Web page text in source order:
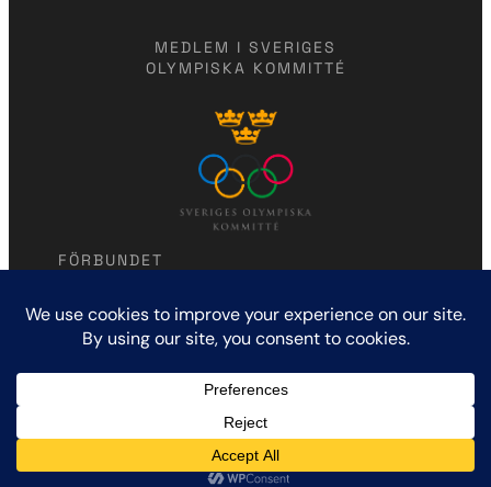
MEDLEM I SVERIGES
OLYMPISKA KOMMITTÉ
FÖRBUNDET
Modern femkamp
Humlegårdsgatan 7
marlena.jawaid@gmail.com